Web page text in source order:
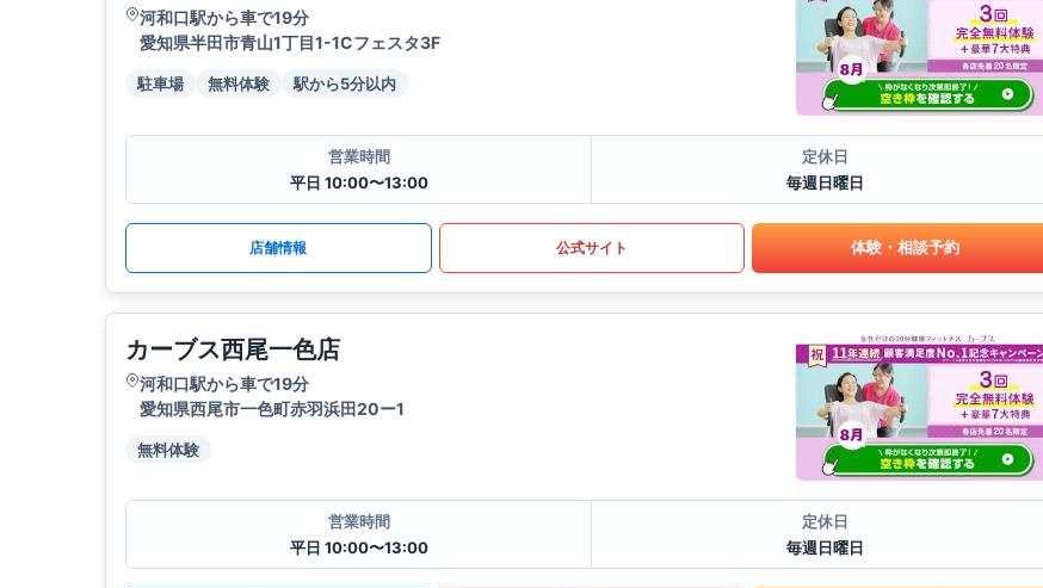
河和口駅から車で19分
愛知県半田市青山1丁目1-1Cフェスタ3F
駐車場 無料体験 駅から5分以内
営業時間
平日 10:00〜13:00
定休日
毎週日曜日
店舗情報 公式サイト 体験・相談予約
カーブス西尾一色店
河和口駅から車で19分
愛知県西尾市一色町赤羽浜田20ー1
無料体験
営業時間
平日 10:00〜13:00
定休日
毎週日曜日